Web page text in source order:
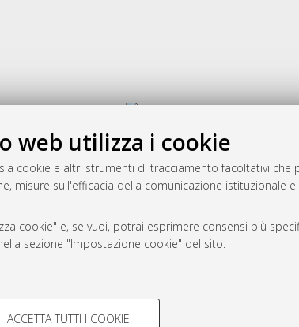
web utilizza i cookie
cookie e altri strumenti di tracciamento facoltativi
misure sull'efficacia della comunicazione istituzionale
cookie" e, se vuoi, potrai esprimere consensi più
sezione "Impostazione cookie" del sito.
COOKIE TECNICI - NECESSARI
ACCETTA TUTTI I COOKIE